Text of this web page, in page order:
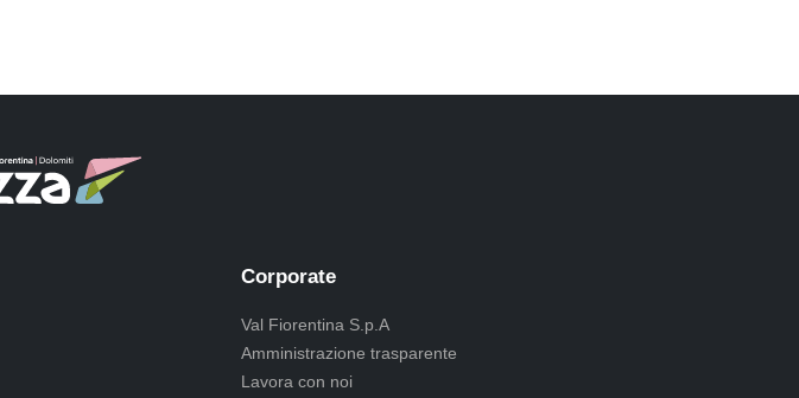
Corporate
Val Fiorentina S.p.A
Amministrazione trasparente
Lavora con noi